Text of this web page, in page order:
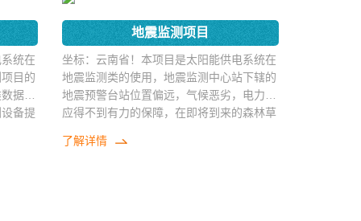
统在
目的
据信
备提
地震监测项目
坐标：云南省！本项目是太阳能供电系统在
地震监测类的使用，地震监测中心站下辖的
地震预警台站位置偏远，气候恶劣，电力供
应得不到有力的保障，在即将到来的森林草
大幅度增加，严重影响预警台站的正常工
了解详情